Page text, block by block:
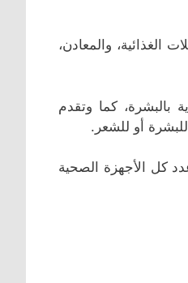
الغذائية، والمعادن،
بالبشرة، كما وتقدم
أو للشعر.
كل الأجهزة الصحية